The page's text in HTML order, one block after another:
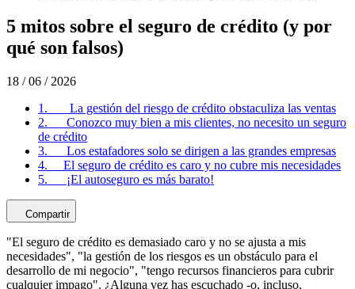
5 mitos sobre el seguro de crédito (y por
qué son falsos)
18 / 06 / 2026
1. La gestión del riesgo de crédito obstaculiza las ventas
2. Conozco muy bien a mis clientes, no necesito un seguro
de crédito
3. Los estafadores solo se dirigen a las grandes empresas
4. El seguro de crédito es caro y no cubre mis necesidades
5. ¡El autoseguro es más barato!
Compartir
"El seguro de crédito es demasiado caro y no se ajusta a mis
necesidades", "la gestión de los riesgos es un obstáculo para el
desarrollo de mi negocio", "tengo recursos financieros para cubrir
cualquier impago". ¿Alguna vez has escuchado -o, incluso,